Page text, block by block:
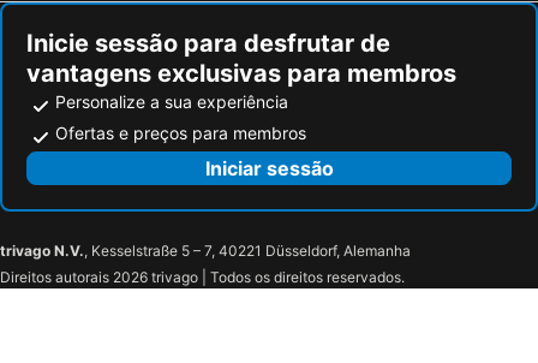
Inicie sessão para desfrutar de
vantagens exclusivas para membros
Personalize a sua experiência
Ofertas e preços para membros
Iniciar sessão
trivago N.V., Kesselstraße 5 – 7, 40221 Düsseldorf, Alemanha
Direitos autorais 2026 trivago | Todos os direitos reservados.